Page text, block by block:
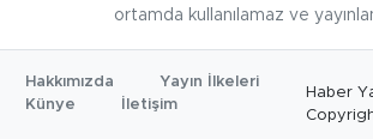
ortamda kullanılamaz ve
Hakkımızda
Yayın İlkeleri
Künye
İletişim
Haber